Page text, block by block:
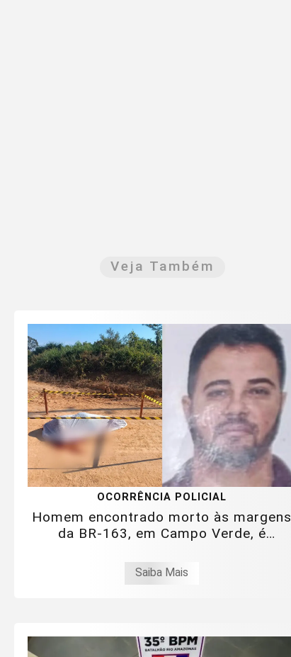
Veja Também
OCORRÊNCIA POLICIAL
Homem encontrado morto às margens
da BR-163, em Campo Verde, é
Saiba Mais